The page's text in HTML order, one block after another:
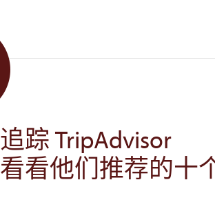
追踪 TripAdvisor
看看他们推荐的十